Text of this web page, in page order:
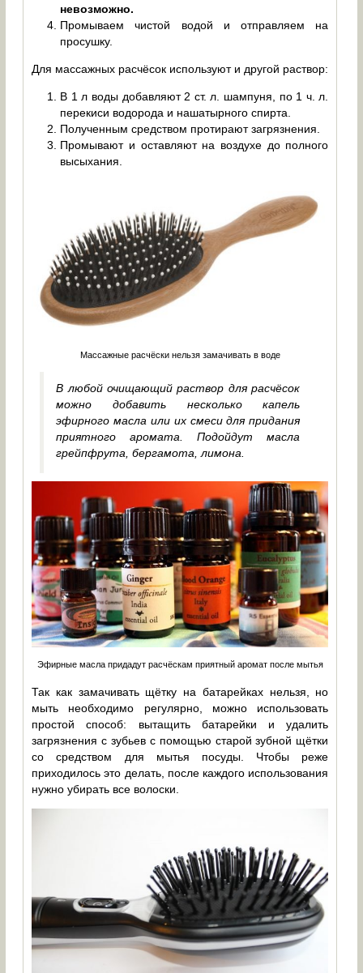
невозможно.
Промываем чистой водой и отправляем на
просушку.
Для массажных расчёсок используют и другой раствор:
В 1 л воды добавляют 2 ст. л. шампуня, по 1 ч. л.
перекиси водорода и нашатырного спирта.
Полученным средством протирают загрязнения.
Промывают и оставляют на воздухе до полного
высыхания.
Массажные расчёски нельзя замачивать в воде
В любой очищающий раствор для расчёсок
можно добавить несколько капель
эфирного масла или их смеси для придания
приятного аромата. Подойдут масла
грейпфрута, бергамота, лимона.
Эфирные масла придадут расчёскам приятный аромат после мытья
Так как замачивать щётку на батарейках нельзя, но
мыть необходимо регулярно, можно использовать
простой способ: вытащить батарейки и удалить
загрязнения с зубьев с помощью старой зубной щётки
со средством для мытья посуды. Чтобы реже
приходилось это делать, после каждого использования
нужно убирать все волоски.